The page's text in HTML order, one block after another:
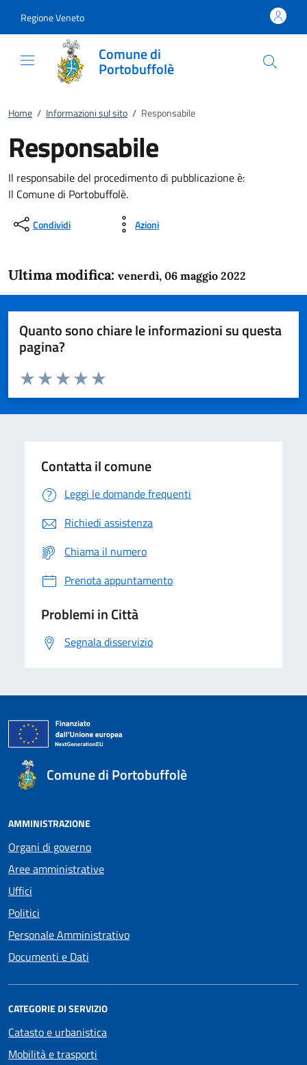
Regione Veneto
Comune di
Portobuffolè
Home / Informazioni sul sito / Responsabile
Responsabile
Il responsabile del procedimento di pubblicazione è:
Il Comune di Portobuffolè.
Condividi Azioni
Ultima modifica: venerdì, 06 maggio 2022
Quanto sono chiare le informazioni su questa
pagina?
Domanda
Valuta da 1 a 5 stelle la pagina
Valuta 5 stelle su 5
Valuta 4 stelle su 5
Valuta 3 stelle su 5
Valuta 2 stelle su 5
Valuta 1 stelle su 5
Contatta il comune
Leggi le domande frequenti
Richiedi assistenza
Chiama il numero
Prenota appuntamento
Problemi in Città
Segnala disservizio
Comune di Portobuffolè
AMMINISTRAZIONE
Organi di governo
Aree amministrative
Uffici
Politici
Personale Amministrativo
Documenti e Dati
CATEGORIE DI SERVIZIO
Catasto e urbanistica
Mobilità e trasporti